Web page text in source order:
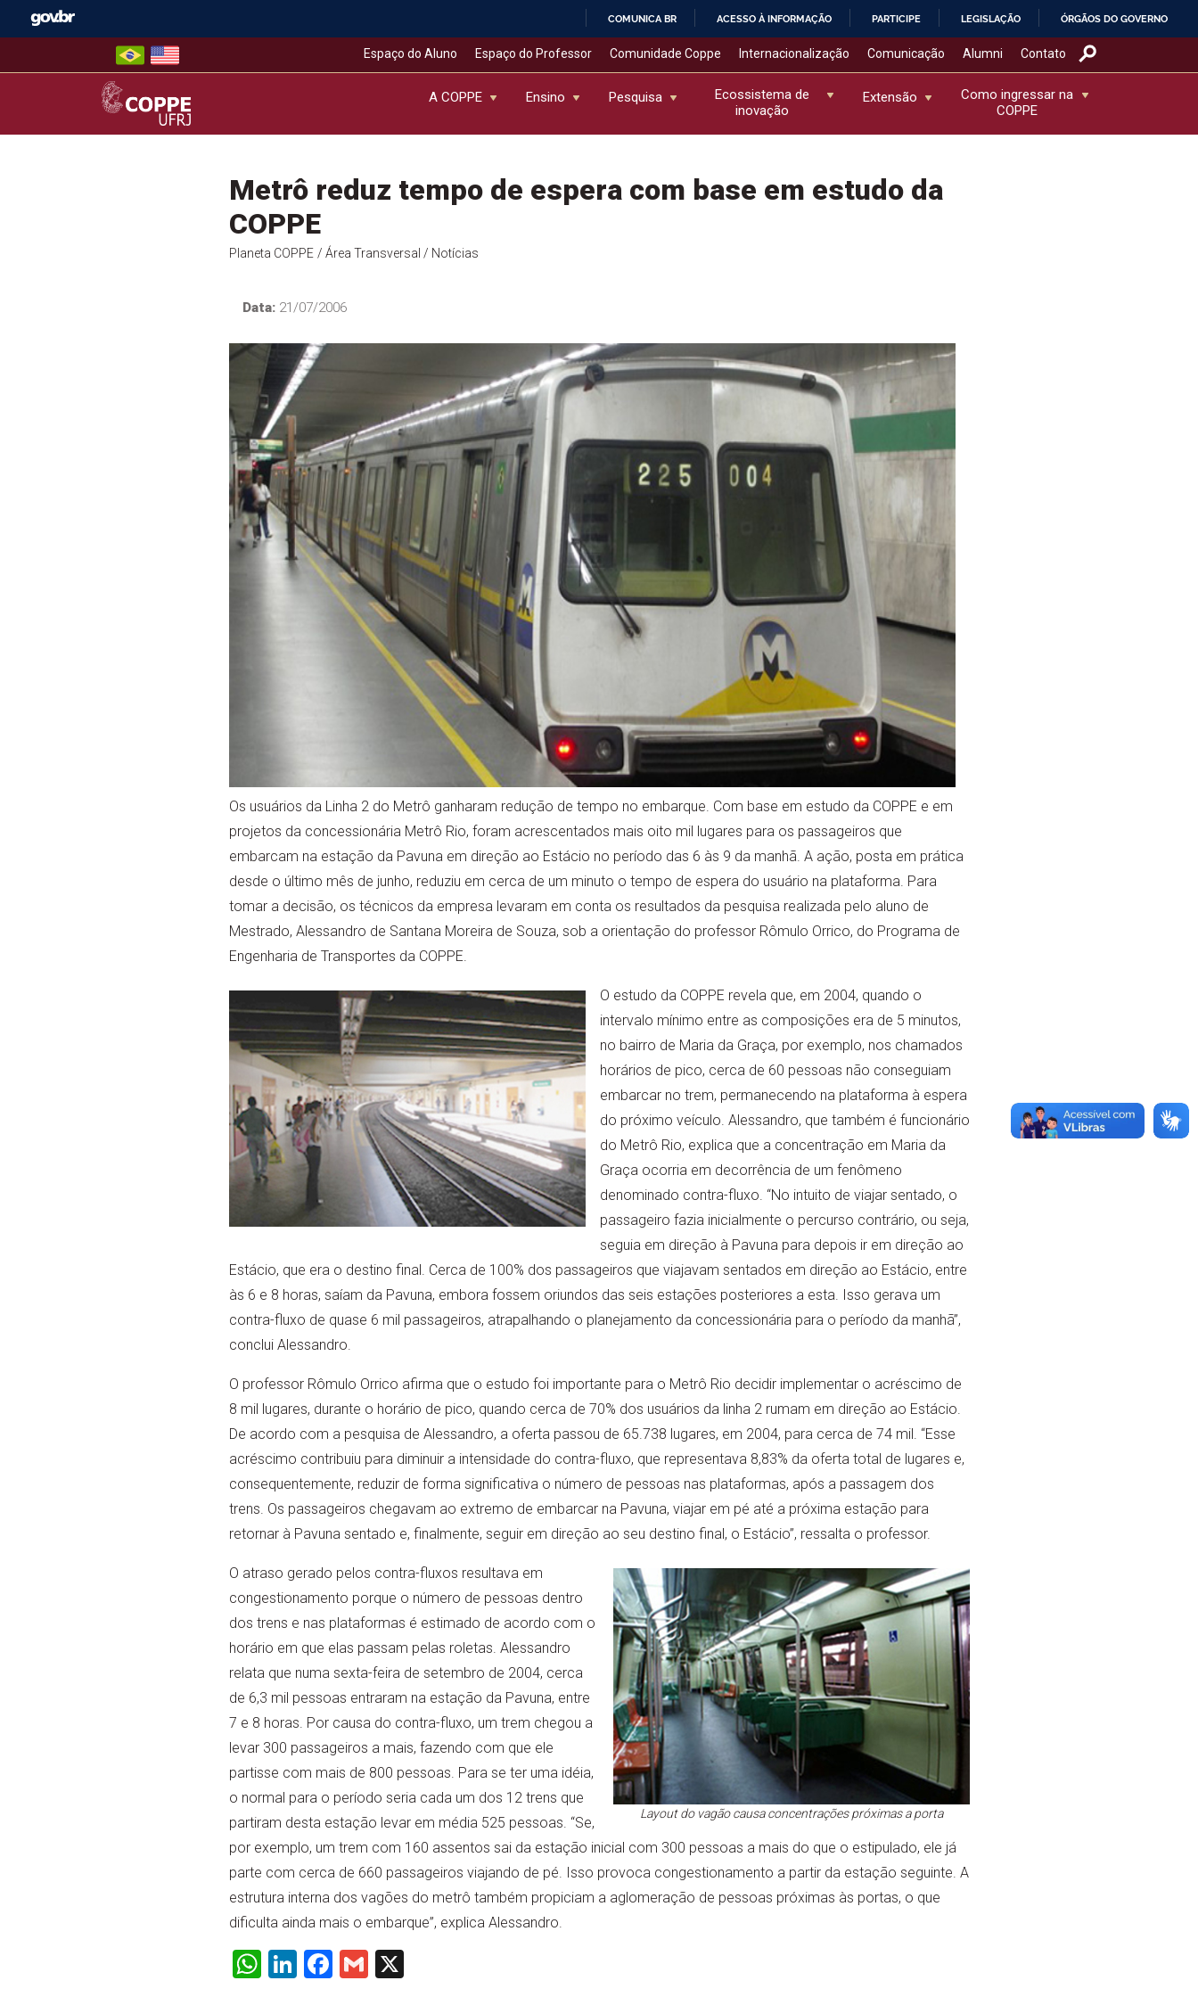
COMUNICA BR ACESSO À INFORMAÇÃO PARTICIPE LEGISLAÇÃO ÓRGÃOS DO GOVERNO
Espaço do Aluno Espaço do Professor Comunidade Coppe Internacionalização Comunicação Alumni Contato
COPPE – UFRJ
A COPPE Ensino Pesquisa
Ecossistema de
inovação
Extensão
Como ingressar na
COPPE
Metrô reduz tempo de espera com base em estudo da
COPPE
Planeta COPPE / Área Transversal / Notícias
Data:21/07/2006
Os usuários da Linha 2 do Metrô ganharam redução de tempo no embarque. Com base em estudo da COPPE e em
projetos da concessionária Metrô Rio, foram acrescentados mais oito mil lugares para os passageiros que
embarcam na estação da Pavuna em direção ao Estácio no período das 6 às 9 da manhã. A ação, posta em prática
desde o último mês de junho, reduziu em cerca de um minuto o tempo de espera do usuário na plataforma. Para
tomar a decisão, os técnicos da empresa levaram em conta os resultados da pesquisa realizada pelo aluno de
Mestrado, Alessandro de Santana Moreira de Souza, sob a orientação do professor Rômulo Orrico, do Programa de
Engenharia de Transportes da COPPE.
O estudo da COPPE revela que, em 2004, quando o
intervalo mínimo entre as composições era de 5 minutos,
no bairro de Maria da Graça, por exemplo, nos chamados
horários de pico, cerca de 60 pessoas não conseguiam
embarcar no trem, permanecendo na plataforma à espera
do próximo veículo. Alessandro, que também é funcionário
do Metrô Rio, explica que a concentração em Maria da
Graça ocorria em decorrência de um fenômeno
denominado contra-fluxo. “No intuito de viajar sentado, o
passageiro fazia inicialmente o percurso contrário, ou seja,
seguia em direção à Pavuna para depois ir em direção ao
Estácio, que era o destino final. Cerca de 100% dos passageiros que viajavam sentados em direção ao Estácio, entre
às 6 e 8 horas, saíam da Pavuna, embora fossem oriundos das seis estações posteriores a esta. Isso gerava um
contra-fluxo de quase 6 mil passageiros, atrapalhando o planejamento da concessionária para o período da manhã”,
conclui Alessandro.
O professor Rômulo Orrico afirma que o estudo foi importante para o Metrô Rio decidir implementar o acréscimo de
8 mil lugares, durante o horário de pico, quando cerca de 70% dos usuários da linha 2 rumam em direção ao Estácio.
De acordo com a pesquisa de Alessandro, a oferta passou de 65.738 lugares, em 2004, para cerca de 74 mil. “Esse
acréscimo contribuiu para diminuir a intensidade do contra-fluxo, que representava 8,83% da oferta total de lugares e,
consequentemente, reduzir de forma significativa o número de pessoas nas plataformas, após a passagem dos
trens. Os passageiros chegavam ao extremo de embarcar na Pavuna, viajar em pé até a próxima estação para
retornar à Pavuna sentado e, finalmente, seguir em direção ao seu destino final, o Estácio”, ressalta o professor.
Layout do vagão causa concentrações próximas a porta
O atraso gerado pelos contra-fluxos resultava em
congestionamento porque o número de pessoas dentro
dos trens e nas plataformas é estimado de acordo com o
horário em que elas passam pelas roletas. Alessandro
relata que numa sexta-feira de setembro de 2004, cerca
de 6,3 mil pessoas entraram na estação da Pavuna, entre
7 e 8 horas. Por causa do contra-fluxo, um trem chegou a
levar 300 passageiros a mais, fazendo com que ele
partisse com mais de 800 pessoas. Para se ter uma idéia,
o normal para o período seria cada um dos 12 trens que
partiram desta estação levar em média 525 pessoas. “Se,
por exemplo, um trem com 160 assentos sai da estação inicial com 300 pessoas a mais do que o estipulado, ele já
parte com cerca de 660 passageiros viajando de pé. Isso provoca congestionamento a partir da estação seguinte. A
estrutura interna dos vagões do metrô também propiciam a aglomeração de pessoas próximas às portas, o que
dificulta ainda mais o embarque”, explica Alessandro.
WhatsApp
LinkedIn
Facebook
Gmail
X